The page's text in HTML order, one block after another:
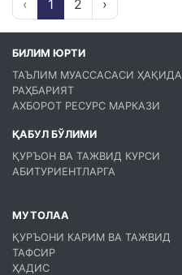
‹ 1 2 ›
БИЛИМ ЮРТИ
ТАЪЛИМ МУАССАСАСИ ҲАҚИДА
РАҲБАРИЯТ
АХБОРОТ РЕСУРС МАРКАЗИ
ҚАБУЛ БЎЛИМИ
ҚУРЪОН ВА ТАЖВИД КУРСИ
АБИТУРИЕНТЛАРГА
МУТОЛАА
ҚУРЪОНИ КАРИМ ВА ТАЖВИД
ТАФСИР
ҲАДИС